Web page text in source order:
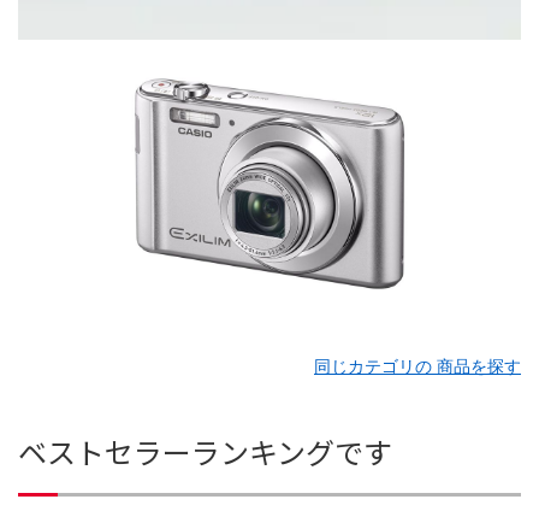
同じカテゴリの 商品を探す
ベストセラーランキングです